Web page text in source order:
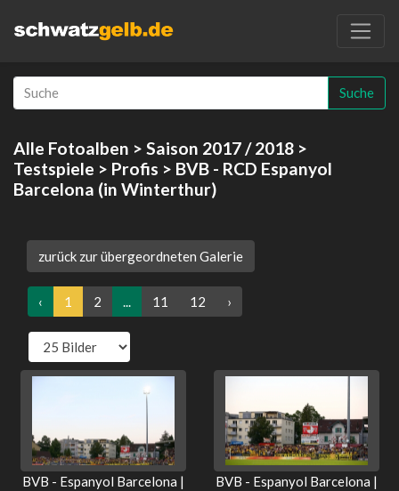
Suche
Alle Fotoalben > Saison 2017 / 2018 >
Testspiele > Profis > BVB - RCD Espanyol
Barcelona (in Winterthur)
zurück zur übergeordneten Galerie
‹ 1 2 ... 11 12 ›
BVB - Espanyol Barcelona |
BVB - Espanyol Barcelona |